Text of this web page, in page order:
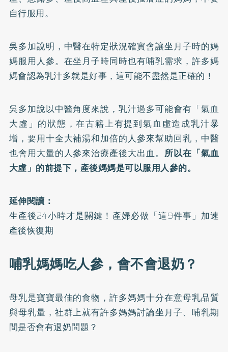
自行服用。
吳多加說明，中醫在特定狀況確實會讓坐月子時的媽
媽服用人參。在坐月子時同時也有哺乳需求，許多媽
媽會認為乳汁多就是好事，這可能不盡然是正確的！
吳多加說以中醫角度來說，乳汁過多可能會有「氣血
大虛」的狀態，在古籍上有提到氣血虛造成乳汁暴
增，要用十全大補湯和加倍的人參來幫助回乳，中醫
也會用大量的人參來治療產後大出血。 所以在「氣血
大虛」的前提下，產後媽媽是可以服用人參的。
延伸閱讀：
生產後24小時才是關鍵！產婦必做「這9件事」加速
產後恢復期
哺乳媽媽吃人參，會不會退奶？
母乳是寶寶最佳的食物，許多媽媽十分在意母乳品質
與母乳量，社群上就有許多媽媽討論坐月子、哺乳期
間是否會有退奶問題？